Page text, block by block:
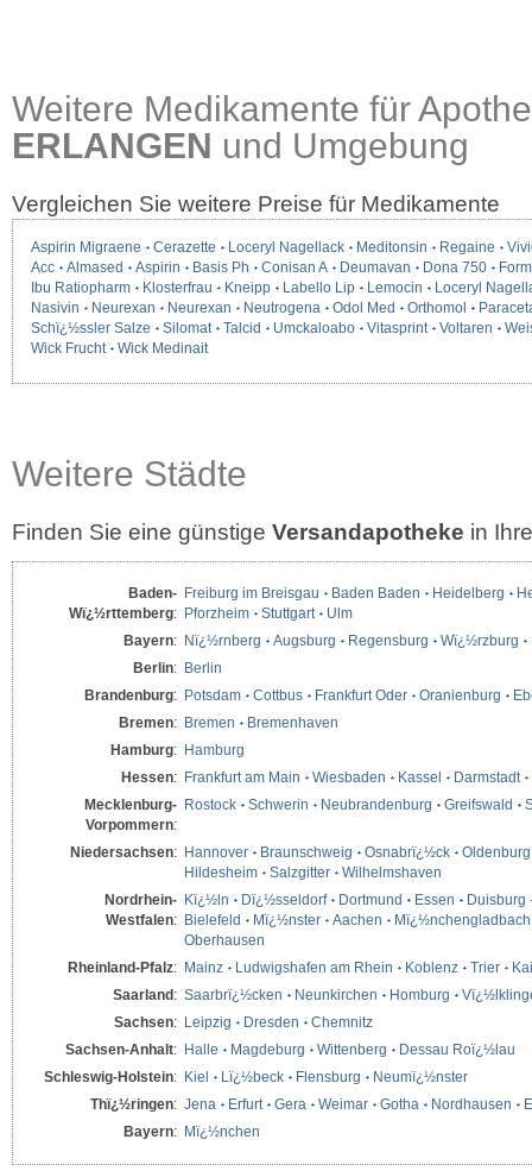
Weitere Medikamente für
ERLANGEN und Umgebung
Vergleichen Sie weitere Preise für Medikamente
Aspirin Migraene Cerazette Loceryl Nagellack Meditonsin Regaine
Acc
Almased Aspirin Basis Ph Conisan A Deumavan Dona 750
Ibu Ratiopharm
Klosterfrau Kneipp Labello Lip Lemocin
Loceryl
Nasivin
Neurexan Neurexan Neutrogena Odol Med Orthomol
Schï¿½ssler Salze
Silomat Talcid Umckaloabo Vitasprint Voltaren
Wick Frucht
Wick Medinait
Weitere Städte
Finden Sie eine günstige Versandapotheke in
Baden-
Wï¿½rttemberg:
Freiburg im Breisgau Baden Baden Heidelberg
Pforzheim
Stuttgart
Ulm
Bayern: Nï¿½rnberg Augsburg Regensburg Wï¿½rzburg
Berlin: Berlin
Brandenburg: Potsdam Cottbus Frankfurt Oder Oranienburg
Bremen: Bremen
Bremenhaven
Hamburg: Hamburg
Hessen: Frankfurt am Main Wiesbaden Kassel
Darmstadt
Mecklenburg-
Vorpommern:
Rostock Schwerin Neubrandenburg Greifswald
Niedersachsen: Hannover Braunschweig Osnabrï¿½ck
Oldenburg
Hildesheim
Salzgitter
Wilhelmshaven
Nordrhein-
Westfalen:
Kï¿½ln Dï¿½sseldorf Dortmund Essen
Duisburg
Bielefeld
Mï¿½nster Aachen
Mï¿½nchengladbach
Oberhausen
Rheinland-Pfalz: Mainz Ludwigshafen am Rhein Koblenz Trier
Saarland: Saarbrï¿½cken Neunkirchen Homburg
Sachsen: Leipzig Dresden
Chemnitz
Sachsen-Anhalt: Halle Magdeburg Wittenberg
Dessau Roï¿½lau
Schleswig-Holstein: Kiel Lï¿½beck Flensburg
Neumï¿½nster
Thï¿½ringen: Jena Erfurt Gera Weimar Gotha Nordhausen
Bayern: Mï¿½nchen